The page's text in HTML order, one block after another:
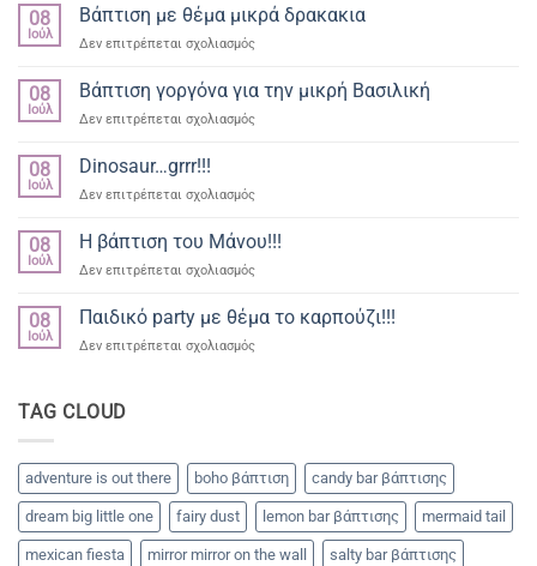
08
Ιούλ
Βάπτιση με θέμα μικρά δρακακια
Δεν επιτρέπεται σχολιασμόςστο
με
θέμα
μικρά
08
Ιούλ
Βάπτιση γοργόνα για την μικρή Βασιλική
Δεν επιτρέπεται σχολιασμόςστο
την
Βασιλική
08
Ιούλ
Dinosaur…grrr!!!
Δεν επιτρέπεται σχολιασμόςστο
grrr!!!
08
Ιούλ
Η βάπτιση του Μάνου!!!
Δεν επιτρέπεται σχολιασμόςστο
βάπτιση
Μάνου!!!
08
Ιούλ
Παιδικό party με θέμα το καρπούζι!!!
Δεν επιτρέπεται σχολιασμόςστο
καρπούζι!!!
TAG CLOUD
adventure is out there boho βάπτιση candy bar βάπτισης
dream big little one fairy dust lemon bar βάπτισης mermaid tail
mexican fiesta mirror mirror on the wall salty bar βάπτισης